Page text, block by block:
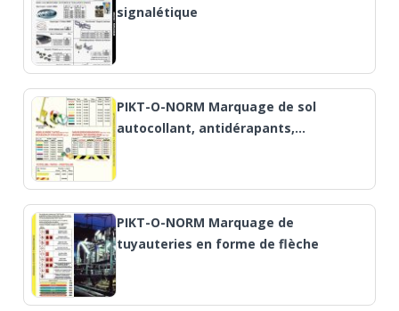
signalétique
PIKT-O-NORM Marquage de sol
autocollant, antidérapants,…
PIKT-O-NORM Marquage de
tuyauteries en forme de flèche